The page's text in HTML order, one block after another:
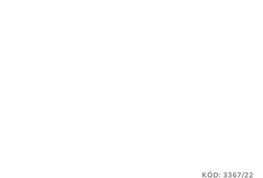
KÓD:3367/22